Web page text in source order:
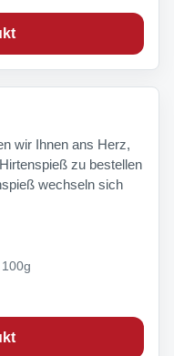
wir Ihnen ans Herz,
zu bestellen
wechseln sich